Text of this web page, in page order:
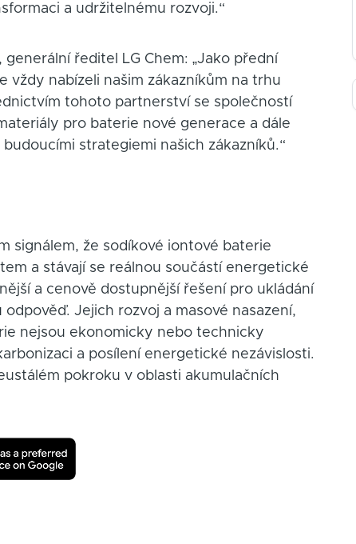
a udržitelnému rozvoji.“
ředitel LG Chem: „Jako přední
nabízeli našim zákazníkům na trhu
tohoto partnerství se společností
pro baterie nové generace a dále
strategiemi našich zákazníků.“
signálem, že sodíkové iontové baterie
a stávají se reálnou součástí energetické
a cenově dostupnější řešení pro ukládání
Jejich rozvoj a masové nasazení,
nejsou ekonomicky nebo technicky
a posílení energetické nezávislosti.
pokroku v oblasti akumulačních